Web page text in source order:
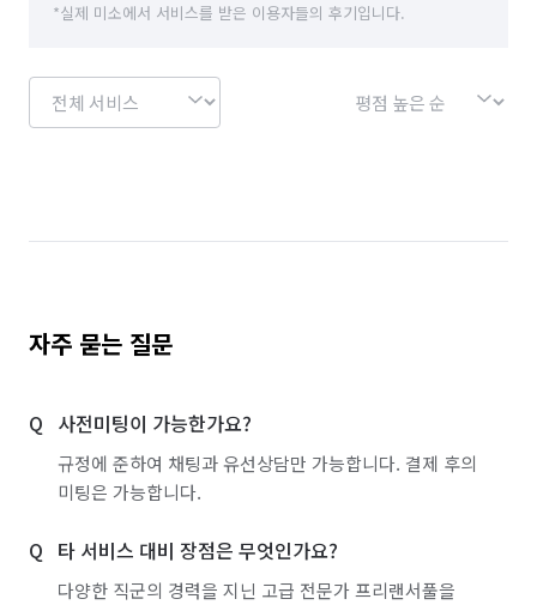
*실제 미소에서 서비스를 받은 이용자들의 후기입니다.
자주 묻는 질문
사전미팅이 가능한가요?
규정에 준하여 채팅과 유선상담만 가능합니다. 결제 후의
미팅은 가능합니다.
타 서비스 대비 장점은 무엇인가요?
다양한 직군의 경력을 지닌 고급 전문가 프리랜서풀을